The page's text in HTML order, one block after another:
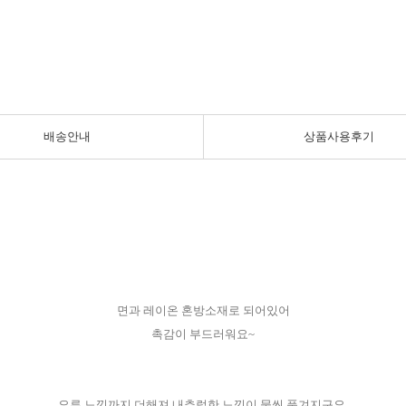
배송안내 상품사용후기
면과 레이온 혼방소재로 되어있어
촉감이 부드러워요~